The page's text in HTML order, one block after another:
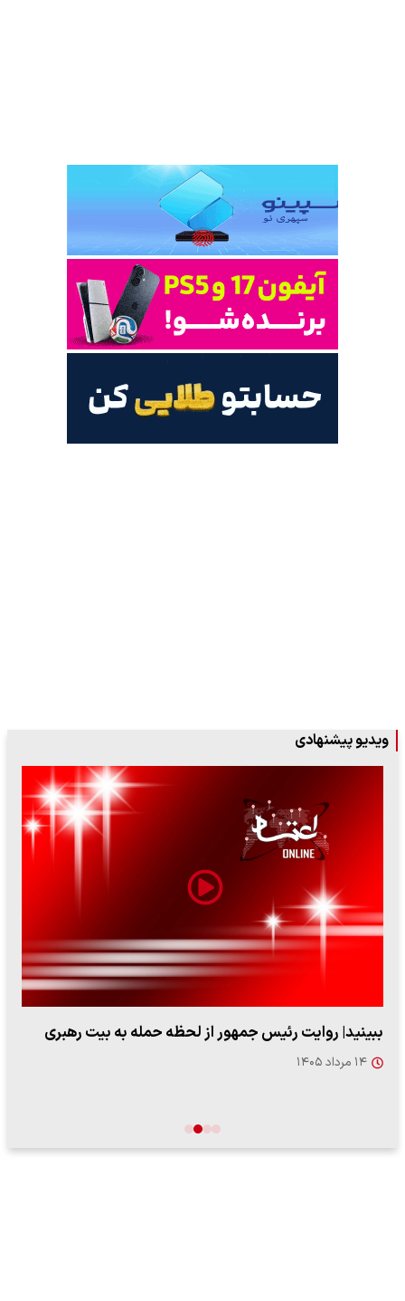
ویدیو پیشنهادی
ببینید| روایت رئیس جمهور از لحظه حمله به بیت رهبری
۱۴ مرداد ۱۴۰۵